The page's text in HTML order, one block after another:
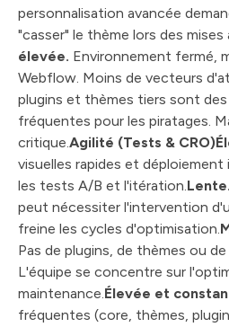
personnalisation avancée
"casser" le thème lors des mises
élevée. Environnement fermé,
Webflow. Moins de vecteurs
plugins et thèmes tiers sont
fréquentes pour les piratages.
critique.Agilité (Tests &
visuelles rapides et
les tests A/B et l'itération.Lente.
peut nécessiter l'intervention
freine les cycles d'optimisation.
Pas de plugins, de thèmes ou
L'équipe se concentre sur
maintenance.Élevée et
fréquentes (core, thèmes,